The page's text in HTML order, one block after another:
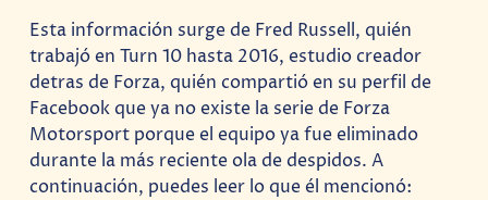
Esta información surge de Fred Russell, quién
trabajó en Turn 10 hasta 2016, estudio creador
detras de Forza, quién compartió en su perfil de
Facebook que ya no existe la serie de Forza
Motorsport porque el equipo ya fue eliminado
durante la más reciente ola de despidos. A
continuación, puedes leer lo que él mencionó: